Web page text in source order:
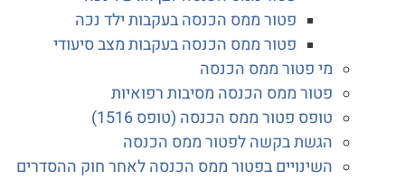
פטור ממס הכנסה בעקבות ילד נכה
פטור ממס הכנסה בעקבות מצב סיעודי
מי פטור ממס הכנסה
פטור ממס הכנסה מסיבות רפואיות
טופס פטור ממס הכנסה (טופס 1516)
הגשת בקשה לפטור ממס הכנסה
השינויים בפטור ממס הכנסה לאחר חוק ההסדרים